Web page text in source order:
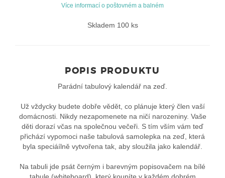
Více informací o poštovném a balném
Skladem 100 ks
POPIS PRODUKTU
Parádní tabulový kalendář na zeď.
Už vždycky budete dobře vědět, co plánuje který člen vaší
domácnosti. Nikdy nezapomenete na ničí narozeniny. Vaše
děti dorazí včas na společnou večeři. S tím vším vám teď
přichází vypomoci naše tabulová samolepka na zeď, která
byla speciáílně vytvořena tak, aby sloužila jako kalendář.
Na tabuli jde psát černým i barevným popisovačem na bílé